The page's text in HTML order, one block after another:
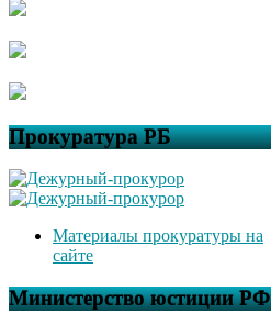
Прокуратура РБ
Материалы прокуратуры на
сайте
Министерство юстиции РФ